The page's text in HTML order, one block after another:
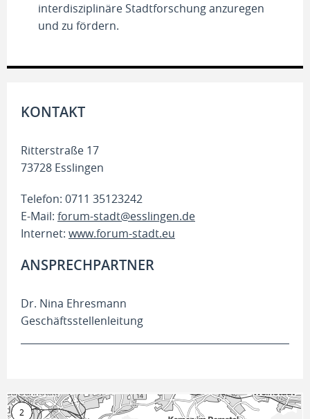
interdisziplinäre Stadtforschung anzuregen
und zu fördern.
KONTAKT
Ritterstraße 17
73728 Esslingen
Telefon: 0711 35123242
E-Mail: forum-stadt@esslingen.de
Internet: www.forum-stadt.eu
ANSPRECHPARTNER
Dr. Nina Ehresmann
Geschäftsstellenleitung